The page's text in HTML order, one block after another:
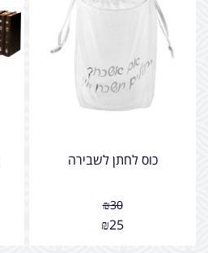
כוס לחתן לשבירה
₪30
₪25